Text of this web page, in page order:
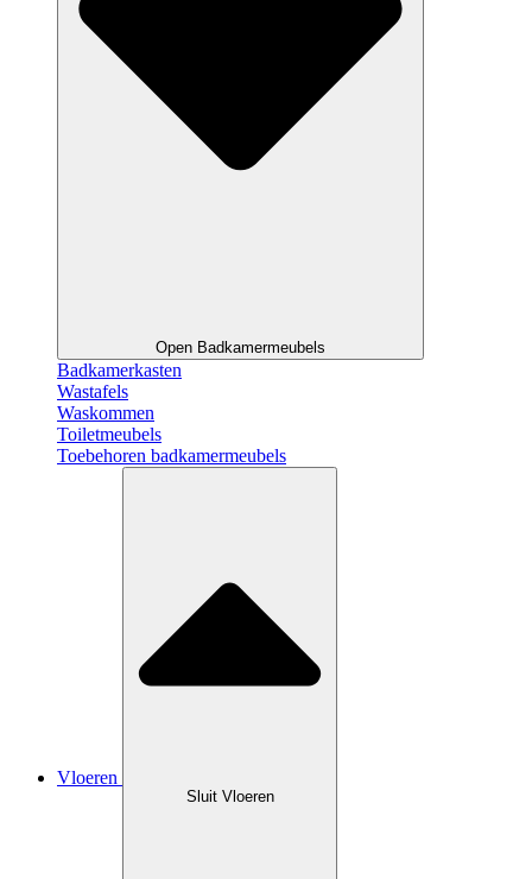
Open Badkamermeubels
Badkamerkasten
Wastafels
Waskommen
Toiletmeubels
Toebehoren badkamermeubels
Vloeren
Sluit Vloeren